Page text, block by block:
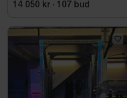
14 050 kr · 107 bud